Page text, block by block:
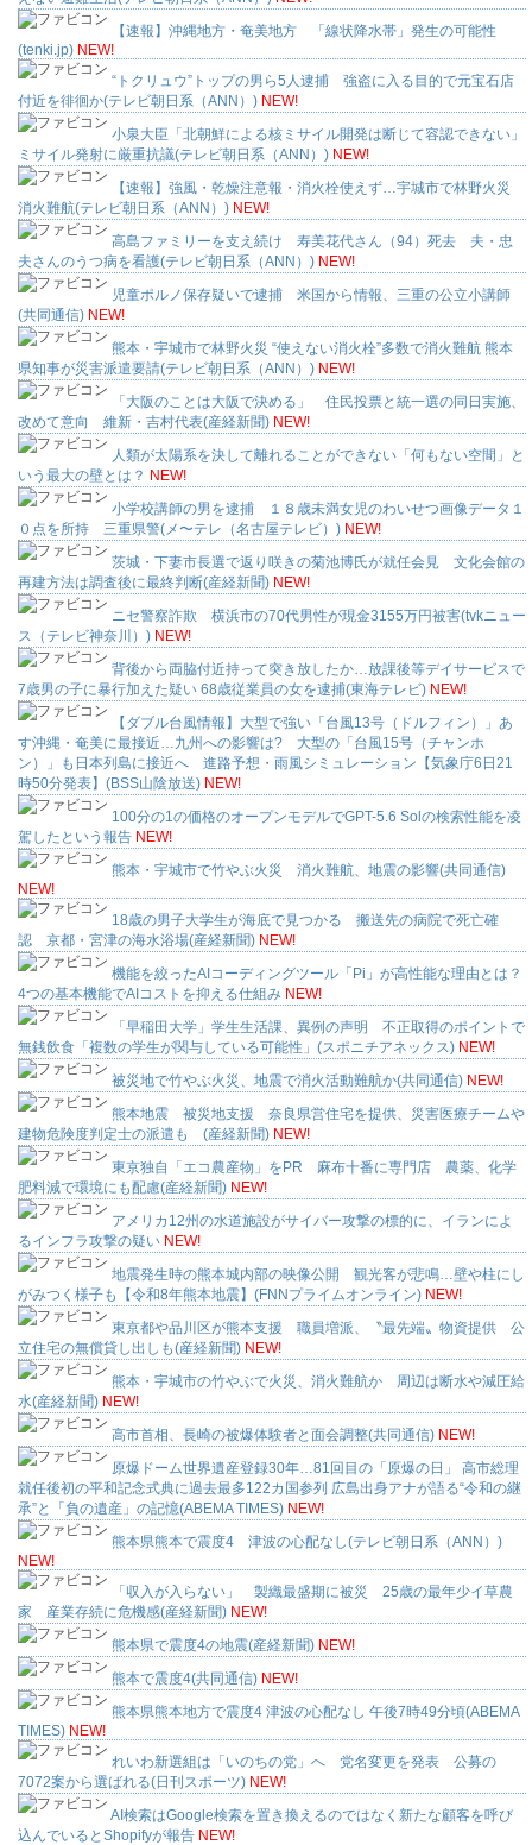
【速報】沖縄地方・奄美地方 「線状降水帯」発生の可能性
(tenki.jp) NEW!
“トクリュウ”トップの男ら5人逮捕 強盗に入る目的で元宝石店
付近を徘徊か(テレビ朝日系（ANN）) NEW!
小泉大臣「北朝鮮による核ミサイル開発は断じて容認できない」
ミサイル発射に厳重抗議(テレビ朝日系（ANN）) NEW!
【速報】強風・乾燥注意報・消火栓使えず…宇城市で林野火災
消火難航(テレビ朝日系（ANN）) NEW!
高島ファミリーを支え続け 寿美花代さん（94）死去 夫・忠
夫さんのうつ病を看護(テレビ朝日系（ANN）) NEW!
児童ポルノ保存疑いで逮捕 米国から情報、三重の公立小講師
(共同通信) NEW!
熊本・宇城市で林野火災 “使えない消火栓”多数で消火難航 熊本
県知事が災害派遣要請(テレビ朝日系（ANN）) NEW!
「大阪のことは大阪で決める」 住民投票と統一選の同日実施、
改めて意向 維新・吉村代表(産経新聞) NEW!
人類が太陽系を決して離れることができない「何もない空間」と
いう最大の壁とは？ NEW!
小学校講師の男を逮捕 １８歳未満女児のわいせつ画像データ１
０点を所持 三重県警(メ〜テレ（名古屋テレビ）) NEW!
茨城・下妻市長選で返り咲きの菊池博氏が就任会見 文化会館の
再建方法は調査後に最終判断(産経新聞) NEW!
ニセ警察詐欺 横浜市の70代男性が現金3155万円被害(tvkニュー
ス（テレビ神奈川）) NEW!
背後から両脇付近持って突き放したか…放課後等デイサービスで
7歳男の子に暴行加えた疑い 68歳従業員の女を逮捕(東海テレビ) NEW!
【ダブル台風情報】大型で強い「台風13号（ドルフィン）」あ
す沖縄・奄美に最接近…九州への影響は? 大型の「台風15号（チャンホ
ン）」も日本列島に接近へ 進路予想・雨風シミュレーション【気象庁6日21
時50分発表】(BSS山陰放送) NEW!
100分の1の価格のオープンモデルでGPT-5.6 Solの検索性能を凌
駕したという報告 NEW!
熊本・宇城市で竹やぶ火災 消火難航、地震の影響(共同通信)
NEW!
18歳の男子大学生が海底で見つかる 搬送先の病院で死亡確
認 京都・宮津の海水浴場(産経新聞) NEW!
機能を絞ったAIコーディングツール「Pi」が高性能な理由とは？
4つの基本機能でAIコストを抑える仕組み NEW!
「早稲田大学」学生生活課、異例の声明 不正取得のポイントで
無銭飲食「複数の学生が関与している可能性」(スポニチアネックス) NEW!
被災地で竹やぶ火災、地震で消火活動難航か(共同通信) NEW!
熊本地震 被災地支援 奈良県営住宅を提供、災害医療チームや
建物危険度判定士の派遣も (産経新聞) NEW!
東京独自「エコ農産物」をPR 麻布十番に専門店 農薬、化学
肥料減で環境にも配慮(産経新聞) NEW!
アメリカ12州の水道施設がサイバー攻撃の標的に、イランによ
るインフラ攻撃の疑い NEW!
地震発生時の熊本城内部の映像公開 観光客が悲鳴…壁や柱にし
がみつく様子も【令和8年熊本地震】(FNNプライムオンライン) NEW!
東京都や品川区が熊本支援 職員増派、〝最先端〟物資提供 公
立住宅の無償貸し出しも(産経新聞) NEW!
熊本・宇城市の竹やぶで火災、消火難航か 周辺は断水や減圧給
水(産経新聞) NEW!
高市首相、長崎の被爆体験者と面会調整(共同通信) NEW!
原爆ドーム世界遺産登録30年…81回目の「原爆の日」 高市総理
就任後初の平和記念式典に過去最多122カ国参列 広島出身アナが語る“令和の継
承”と「負の遺産」の記憶(ABEMA TIMES) NEW!
熊本県熊本で震度4 津波の心配なし(テレビ朝日系（ANN）)
NEW!
「収入が入らない」 製織最盛期に被災 25歳の最年少イ草農
家 産業存続に危機感(産経新聞) NEW!
熊本県で震度4の地震(産経新聞) NEW!
熊本で震度4(共同通信) NEW!
熊本県熊本地方で震度4 津波の心配なし 午後7時49分頃(ABEMA
TIMES) NEW!
れいわ新選組は「いのちの党」へ 党名変更を発表 公募の
7072案から選ばれる(日刊スポーツ) NEW!
AI検索はGoogle検索を置き換えるのではなく新たな顧客を呼び
込んでいるとShopifyが報告 NEW!